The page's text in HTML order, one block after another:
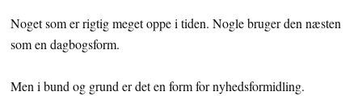
Noget som er rigtig meget oppe i tiden. Nogle bruger den næsten
som en dagbogsform.
Men i bund og grund er det en form for nyhedsformidling.